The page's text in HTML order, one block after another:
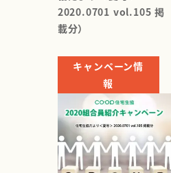
2020.0701 vol.105 掲
載分）
キャンペーン情
報